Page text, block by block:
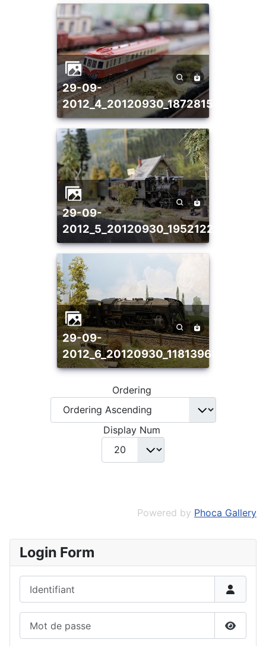
29-09-
2012_4_20120930_1872815057
29-09-
2012_5_20120930_1952122686
29-09-
2012_6_20120930_1181396854
Ordering
Display Num
Powered by Phoca Gallery
Login Form